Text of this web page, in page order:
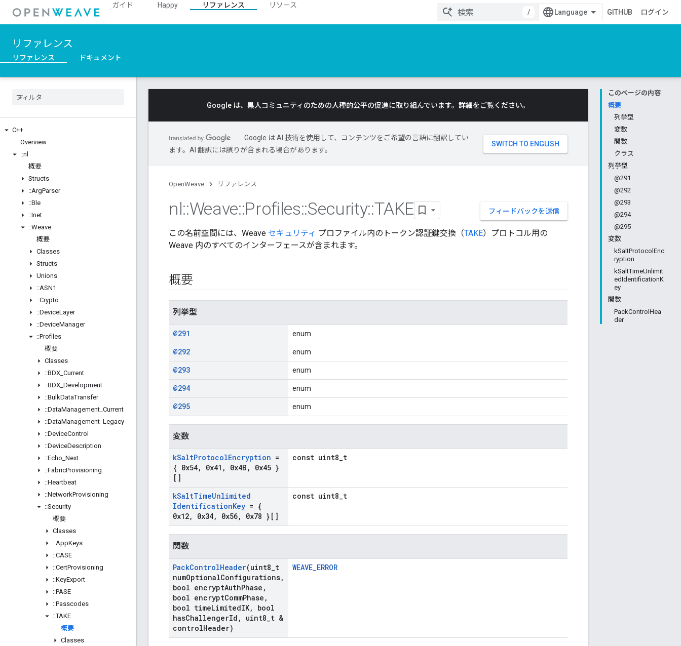
ガイド Happy リファレンス
リソース
/
GITHUB ログイン
リファレンス
リファレンス ドキュメント
C++
Overview
::nl
概要
Structs
::ArgParser
::Ble
::Inet
::Weave
概要
Classes
Structs
Unions
::ASN1
::Crypto
::DeviceLayer
::DeviceManager
::Profiles
概要
Classes
::BDX Current
::BDX Development
::BulkDataTransfer
::DataManagement Current
::DataManagement Legacy
::DeviceControl
::DeviceDescription
::Echo Next
::FabricProvisioning
::Heartbeat
::NetworkProvisioning
::Security
概要
Classes
::AppKeys
::CASE
::CertProvisioning
::KeyExport
::PASE
::Passcodes
::TAKE
概要
Classes
このページの内容
概要
列挙型
変数
関数
クラス
列挙型
@291
@292
@293
@294
@295
変数
kSaltProtocolEnc
ryption
kSaltTimeUnlimit
edIdentificationK
ey
関数
PackControlHea
der
Google は、黒人コミュニティのための人種的公平の促進に取り組んでいます。 詳細をご覧ください。
Google は AI 技術を使用して、コンテンツをご希望の言語に翻訳してい
ます。AI 翻訳には誤りが含まれる場合があります。
OpenWeave リファレンス
フィードバックを送信
nl::Weave::Profiles::Security::TAKE
この名前空間には、Weave セキュリティ プロファイル内のトークン認証鍵交換（TAKE）プロトコル用の
Weave 内のすべてのインターフェースが含まれます。
概要
列挙型
@291 enum
@292 enum
@293 enum
@294 enum
@295 enum
変数
kSaltProtocolEncryption =
{ 0x54, 0x41 , 0x4B ,
0x45 }
[]
const uint8_t
kSaltTimeUnlimited
IdentificationKey = {
0x12, 0x34, 0x56, 0x78 }[]
const uint8_t
関数
PackControlHeader(uint8 t
numOptionalConfigurations,
bool encryptAuthPhase ,
bool encryptCommPhase ,
bool timeLimitedIK,
bool
hasChallengerId , uint8 t &
controlHeader)
WEAVE_ERROR